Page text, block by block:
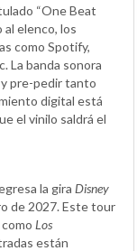
“One Beat
elenco, los
como Spotify,
La banda sonora
pre-pedir tanto
digital está
el vinilo saldrá el
la gira Disney
de 2027. Este tour
Los
están